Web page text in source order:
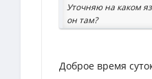
Уточняю на каком
он там?
Доброе время